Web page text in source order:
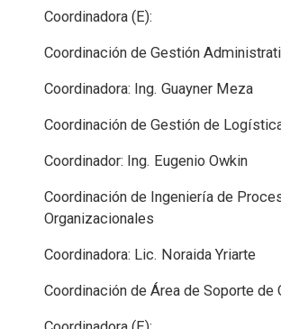
Coordinadora (E):
Coordinación de Gestión
Coordinadora: Ing. Guayner Meza
Coordinación de Gestión de
Coordinador: Ing. Eugenio Owkin
Coordinación de Ingeniería de
Organizacionales
Coordinadora: Lic. Noraida Yriarte
Coordinación de Área de Soporte de